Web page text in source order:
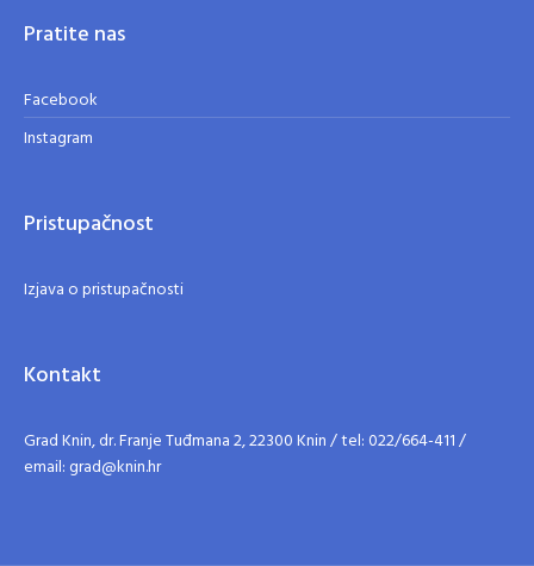
Pratite nas
Facebook
Instagram
Pristupačnost
Izjava o pristupačnosti
Kontakt
Grad Knin, dr. Franje Tuđmana 2, 22300 Knin / tel: 022/664-411 /
email: grad@knin.hr